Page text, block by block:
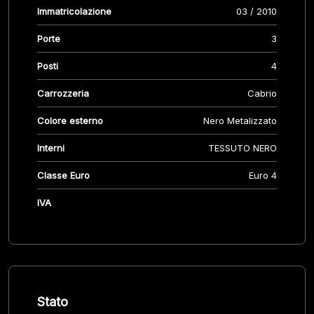
Immatricolazione 03 / 2010
Porte 3
Posti 4
Carrozzeria Cabrio
Colore esterno Nero Metalizzato
Interni TESSUTO NERO
Classe Euro Euro 4
IVA
Stato